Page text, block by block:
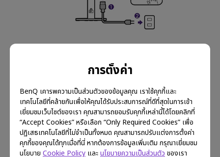
การตั้งค่า
BenQ เคารพความเป็นส่วนตัวของข้อมูลคุณ เราใช้คุกกี้และ
เทคโนโลยีที่คล้ายกันเพื่อให้คุณได้รับประสบการณ์ที่ดีที่สุดในการเข้า
เยี่ยมชมเว็บไซต์ของเรา คุณสามารถยอมรับคุกกี้เหล่านี้ได้โดยคลิกที่
“Accept Cookies” หรือเลือก “Only Required Cookies” เพื่อ
ปฏิเสธเทคโนโลยีที่ไม่จำเป็นทั้งหมด คุณสามารถปรับแต่งการตั้งค่า
คุกกี้ของคุณได้ทุกเมื่อที่นี่ หากต้องการข้อมูลเพิ่มเติม กรุณาเยี่ยมชม
นโยบาย Cookie Policy และนโยบายความเป็นส่วนตัว ของเรา